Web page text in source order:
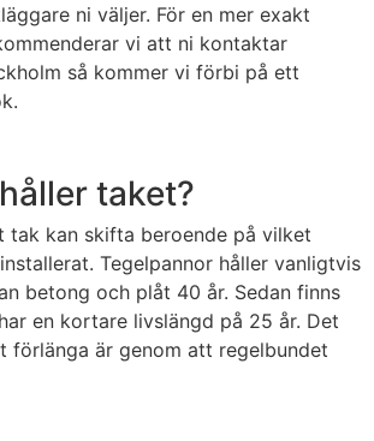
ni väljer. För en mer exakt
vi att ni kontaktar
så kommer vi förbi på ett
taket?
tak kan skifta beroende på vilket
Tegelpannor håller vanligtvis
betong och plåt 40 år. Sedan finns
en kortare livslängd på 25 år. Det
förlänga är genom att regelbundet